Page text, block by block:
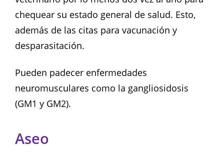
chequear su estado general de salud. Esto,
además de las citas para vacunación y
desparasitación.
Pueden padecer enfermedades
neuromusculares como la gangliosidosis
(GM1 y GM2).
Aseo